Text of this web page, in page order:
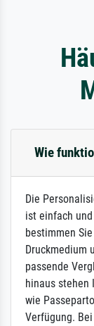
Wie
Die
ist einfach
bestimmen
Druckmedium
passende
hinaus stehen
wie
Verfügung.